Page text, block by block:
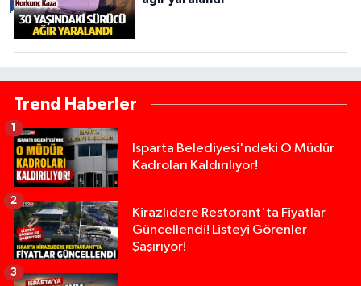
Trend Haberler
Isparta Belediyesi'ndeki O Müdür
Kadroları Kaldırılıyor!
1
Kirazlıdere Restorant'ta Fiyatlar
Güncellendi! Listeyi Görenler
Şaşırıyor!
2
3